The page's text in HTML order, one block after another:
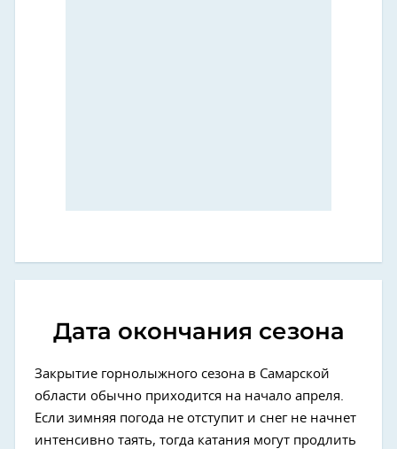
Дата окончания сезона
Закрытие горнолыжного сезона в Самарской
области обычно приходится на начало апреля.
Если зимняя погода не отступит и снег не начнет
интенсивно таять, тогда катания могут продлить